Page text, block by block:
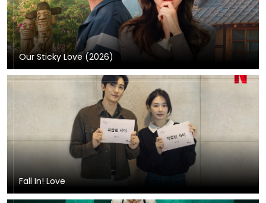
Our Sticky Love (2026)
Fall In! Love